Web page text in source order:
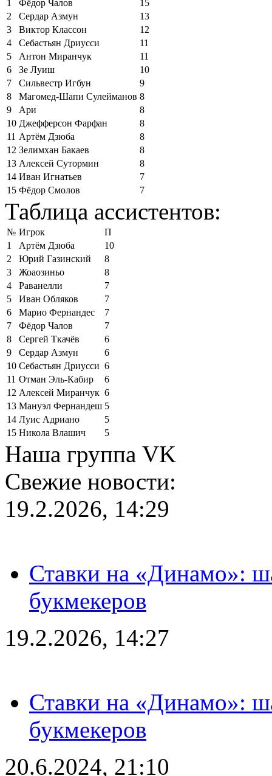
1
Фёдор Чалов
15
2
Сердар Азмун
13
3
Виктор Классон
12
4
Себастьян Дриусси
11
5
Антон Миранчук
11
6
Зе Луиш
10
7
Сильвестр Игбун
9
8
Магомед-Шапи Сулейманов 8
9
Ари
8
10 Джефферсон Фарфан
8
11 Артём Дзюба
8
12 Зелимхан Бакаев
8
13 Алексей Сутормин
8
14 Иван Игнатьев
7
15 Фёдор Смолов 7
Таблица ассистентов:
№ Игрок
П
1
Артём Дзюба
10
2
Юрий Газинский
8
3
Жоаозиньо
8
4
Раванелли
7
5
Иван Обляков
7
6
Марио Фернандес
7
7
Фёдор Чалов
7
8
Сергей Ткачёв
6
9
Сердар Азмун
6
10 Себастьян Дриусси 6
11 Отман Эль-Кабир
6
12 Алексей Миранчук 6
13 Мануэл Фернандеш 5
14 Луис Адриано
5
15 Никола Влашич 5
Наша группа VK
Свежие новости:
19.2.2026, 14:29
Ставки на «Динамо»:
букмекеров
19.2.2026, 14:27
Ставки на «Динамо»:
букмекеров
20.6.2024, 21:10